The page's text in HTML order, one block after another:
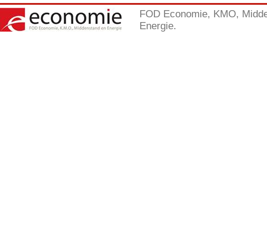
FOD Economie, KMO,
Energie.